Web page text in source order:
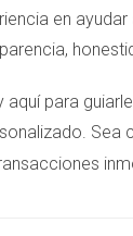
otros
transporte
en
aquí para
Sea